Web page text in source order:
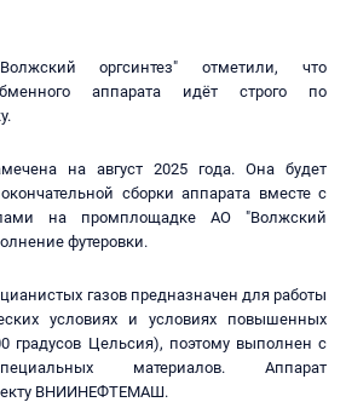
оргсинтез" отметили, что
аппарата идёт строго по
на август 2025 года. Она будет
сборки аппарата вместе с
на промплощадке АО "Волжский
футеровки.
газов предназначен для работы
условиях и условиях повышенных
градусов Цельсия), поэтому выполнен с
материалов. Аппарат
ВНИИНЕФТЕМАШ.